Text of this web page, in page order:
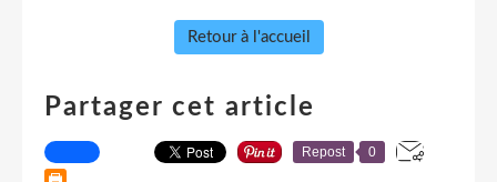
Retour à l'accueil
Partager cet article
Repost 0